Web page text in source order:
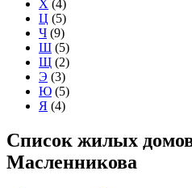
Х (4)
Ц (5)
Ч (9)
Ш (5)
Щ (2)
Э (3)
Ю (5)
Я (4)
Список жилых
Масленникова